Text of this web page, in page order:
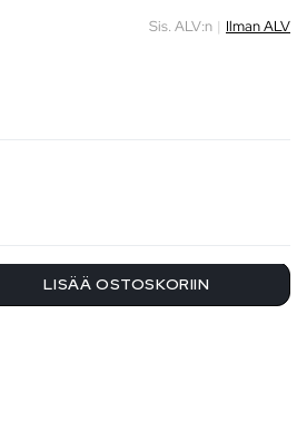
Sis. ALV:n | Ilman ALV
LISÄÄ OSTOSKORIIN